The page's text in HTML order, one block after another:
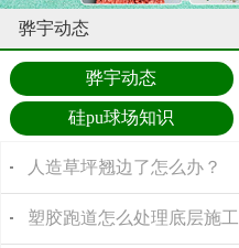
骅宇动态
骅宇动态
硅pu球场知识
人造草坪翘边了怎么办？
塑胶跑道怎么处理底层施工